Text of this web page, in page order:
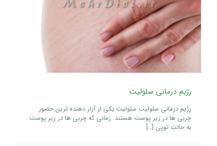
رژیم درمانی سلولیت
رژیم درمانی سلولیت سلولیت یکی از آزار دهنده ترین حضور
چربی ها در زیر پوست هستند. زمانی که چربی ها در زیر پوست
به حالت توپی […]